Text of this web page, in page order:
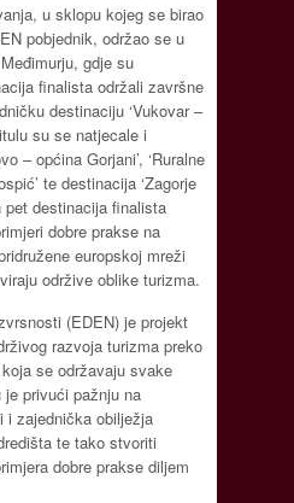
u sklopu kojeg se birao
pobjednik, održao se u
gdje su
finalista održali završne
destinaciju ‘Vukovar –
su se natjecale i
– općina Gorjani’, ‘Ruralne
te destinacija ‘Zagorje
pet destinacija finalista
dobre prakse na
europskoj mreži
održive oblike turizma.
(EDEN) je projekt
razvoja turizma preko
se održavaju svake
privući pažnju na
i zajednička obilježja
te tako stvoriti
dobre prakse diljem